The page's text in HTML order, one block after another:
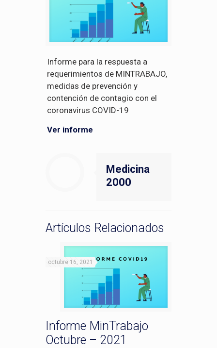
Informe para la respuesta a
requerimientos de MINTRABAJO,
medidas de prevención y
contención de contagio con el
coronavirus COVID-19
Ver informe
Medicina
2000
Artículos Relacionados
octubre 16, 2021
Informe MinTrabajo
Octubre – 2021